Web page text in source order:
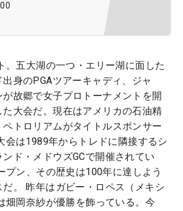
。五大湖の一つ・エリー湖に面した
身のPGAツアーキャディ、ジャ
が故郷で女子プロトーナメントを開
大会だ。現在はアメリカの石油精
トロリアムがタイトルスポンサー
会は1989年からトレドに隣接するシ
ド・メドウズGCで開催されてい
プン、その歴史は100年に達しよう
だ。 昨年はガビー・ロペス（メキシ
畑岡奈紗が優勝を飾っている。今